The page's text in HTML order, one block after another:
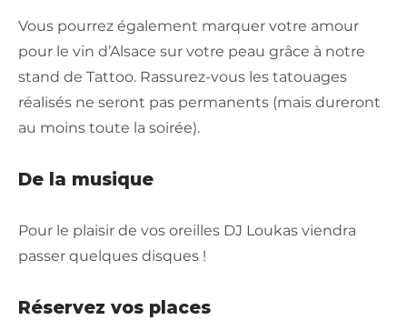
Vous pourrez également marquer votre amour
pour le vin d’Alsace sur votre peau grâce à notre
stand de Tattoo. Rassurez-vous les tatouages
réalisés ne seront pas permanents (mais dureront
au moins toute la soirée).
De la musique
Pour le plaisir de vos oreilles DJ Loukas viendra
passer quelques disques !
Réservez vos places